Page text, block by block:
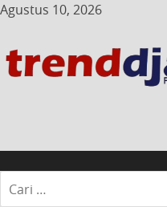
Agustus 10, 2026